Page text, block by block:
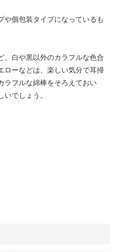
や個包装タイプになっているも
、白や黒以外のカラフルな色合
ローなどは、楽しい気分で耳掃
ラフルな綿棒をそろえておい
でしょう。